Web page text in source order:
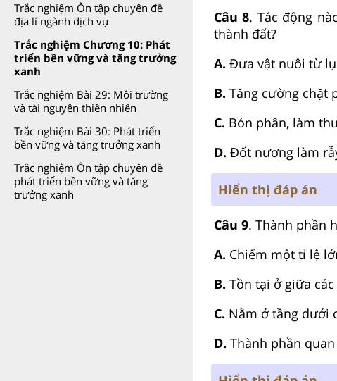
Trắc nghiệm Ôn tập chuyên đề
địa lí ngành dịch vụ
Trắc nghiệm Chương 10: Phát
triển bền vững và tăng trưởng
xanh
Trắc nghiệm Bài 29: Môi trường
và tài nguyên thiên nhiên
Trắc nghiệm Bài 30: Phát triển
bền vững và tăng trưởng xanh
Trắc nghiệm Ôn tập chuyên đề
phát triển bền vững và tăng
trưởng xanh
Câu 8. Tác động
thành đất?
A. Đưa vật nuôi từ
B. Tăng cường chặt
C. Bón phân, làm
D. Đốt nương làm
Hiển thị đáp án
Câu 9. Thành phần
A. Chiếm một tỉ lệ
B. Tồn tại ở giữa
C. Nằm ở tầng dưới
D. Thành phần